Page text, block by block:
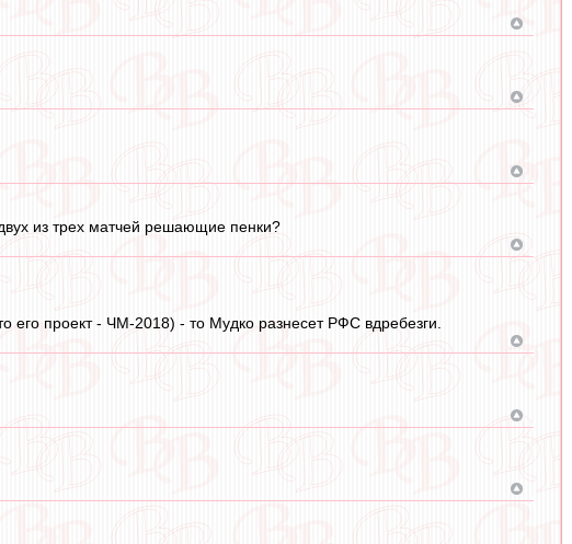
из трех матчей решающие пенки?
проект - ЧМ-2018) - то Мудко разнесет РФС вдребезги.